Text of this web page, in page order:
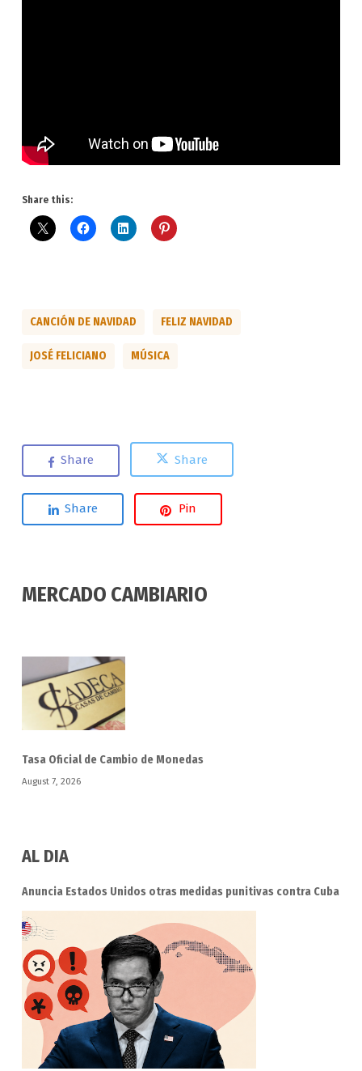
Share this:
CANCIÓN DE NAVIDAD FELIZ NAVIDAD
JOSÉ FELICIANO MÚSICA
Share Share
Share Pin
MERCADO CAMBIARIO
Tasa Oficial de Cambio de Monedas
August 7, 2026
AL DIA
Anuncia Estados Unidos otras medidas punitivas contra Cuba